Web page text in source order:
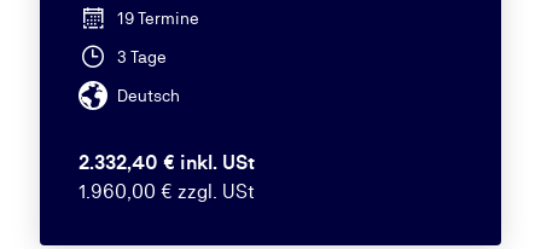
19 Termine
3 Tage
Deutsch
2.332,40 € inkl. USt
1.960,00 € zzgl. USt